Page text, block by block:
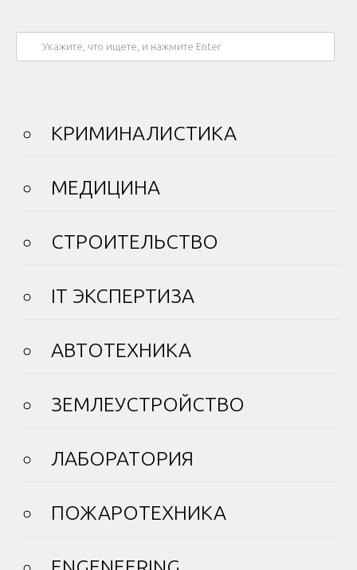
КРИМИНАЛИСТИКА
МЕДИЦИНА
СТРОИТЕЛЬСТВО
IT ЭКСПЕРТИЗА
АВТОТЕХНИКА
ЗЕМЛЕУСТРОЙСТВО
ЛАБОРАТОРИЯ
ПОЖАРОТЕХНИКА